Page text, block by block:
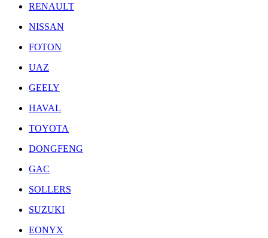
RENAULT
NISSAN
FOTON
UAZ
GEELY
HAVAL
TOYOTA
DONGFENG
GAC
SOLLERS
SUZUKI
EONYX